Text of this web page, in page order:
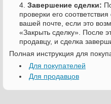
Завершение сделки:
проверки его
вашей почте, если это
«Закрыть сделку». После
продавцу, и сделка
Полная инструкция для
Для покупателей
Для продавцов